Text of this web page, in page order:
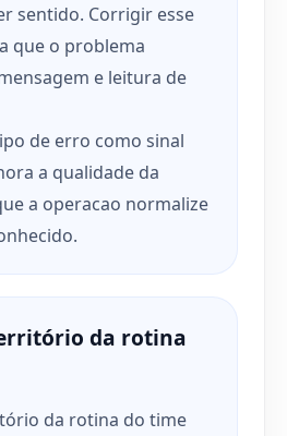
sentido. Corrigir esse
que o problema
e leitura de
de erro como sinal
a qualidade da
a operacao normalize
da rotina
da rotina do time